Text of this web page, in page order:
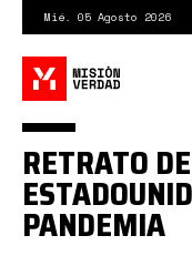
contenido
principal
Mié. 05 Agosto 2026
RETRATO
PANDEMIA